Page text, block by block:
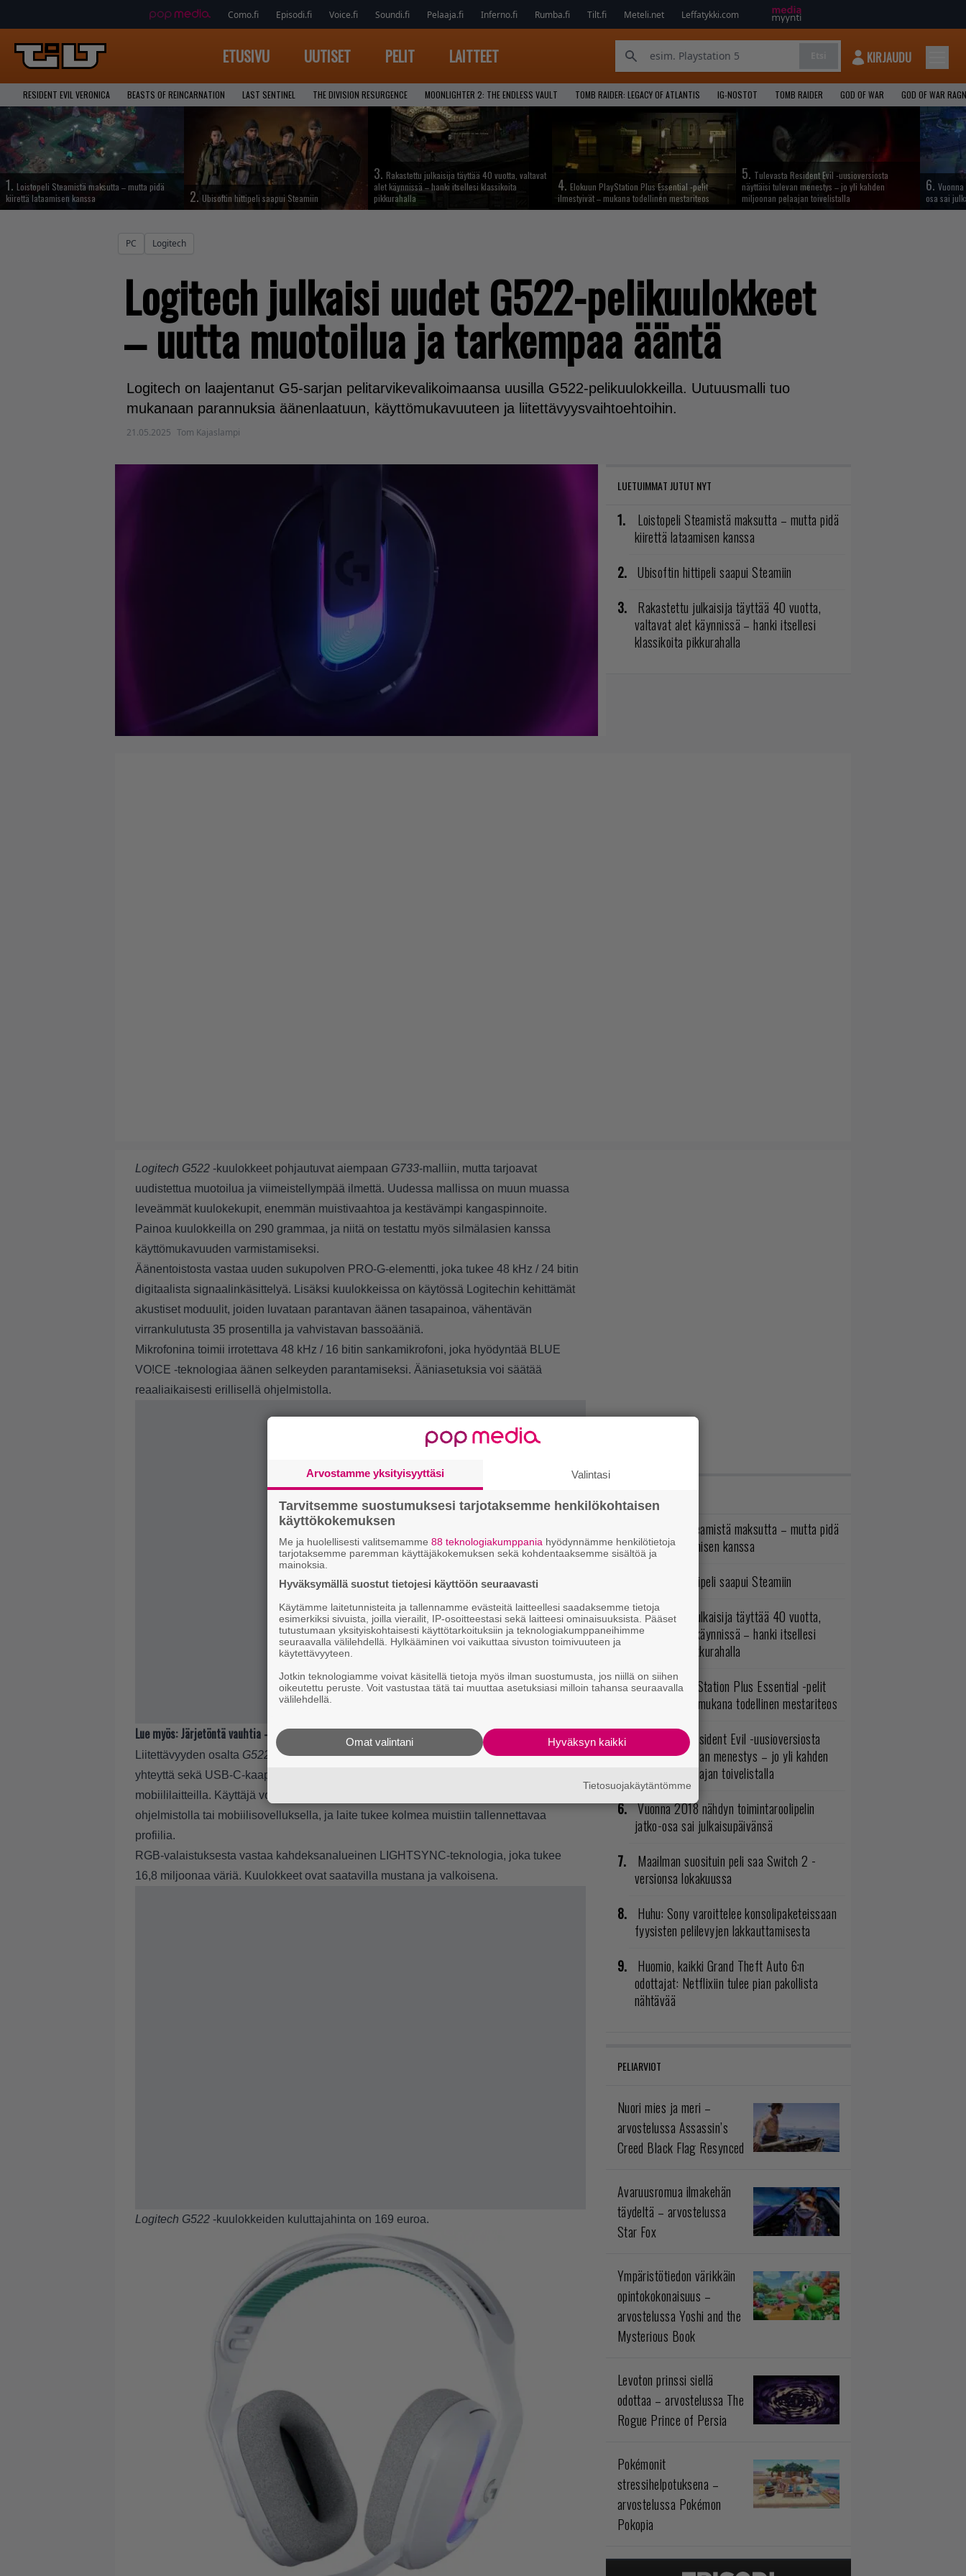
Como.fi Episodi.fi Voice.fi Soundi.fi Pelaaja.fi Inferno.fi Rumba.fi Tilt.fi Meteli.net Leffatykki.com
ETUSIVU UUTISET PELIT LAITTEET KIRJAUDU
RESIDENT EVIL VERONICA BEASTS OF REINCARNATION LAST SENTINEL THE DIVISION RESURGENCE MOONLIGHTER 2: THE ENDLESS VAULT TOMB RAIDER: LEGACY OF ATLANTIS IG-NOSTOT TOMB RAIDER GOD OF WAR GOD OF WAR
1. Loistopeli Steamistä maksutta – mutta pidä
kiirettä lataamisen kanssa
2. Ubisoftin hittipeli saapui Steamiin
3. Rakastettu julkaisija täyttää 40 vuotta, valtavat
alet käynnissä – hanki itsellesi klassikoita
pikkurahalla
4. Elokuun PlayStation Plus Essential -pelit
ilmestyivät – mukana todellinen mestariteos
5. Tulevasta Resident Evil -uusioversiosta
näyttäisi tulevan menestys – jo yli kahden
miljoonan pelaajan toivelistalla
6.
osa sai
PC Logitech
Logitech julkaisi uudet G522-pelikuulokkeet
– uutta muotoilua ja tarkempaa ääntä
Logitech on laajentanut G5-sarjan pelitarvikevalikoimaansa uusilla G522-pelikuulokkeilla. Uutuusmalli tuo
mukanaan parannuksia äänenlaatuun, käyttömukavuuteen ja liitettävyysvaihtoehtoihin.
21.05.2025 Tom Kajaslampi
LUETUIMMAT JUTUT NYT
Loistopeli Steamistä maksutta – mutta pidä
kiirettä lataamisen kanssa
Ubisoftin hittipeli saapui Steamiin
Rakastettu julkaisija täyttää 40 vuotta,
valtavat alet käynnissä – hanki itsellesi
klassikoita pikkurahalla
Logitech G522 -kuulokkeet pohjautuvat aiempaan G733-malliin, mutta tarjoavat
uudistettua muotoilua ja viimeistellympää ilmettä. Uudessa mallissa on muun muassa
leveämmät kuulokekupit, enemmän muistivaahtoa ja kestävämpi kangaspinnoite.
Painoa kuulokkeilla on 290 grammaa, ja niitä on testattu myös silmälasien kanssa
käyttömukavuuden varmistamiseksi.
Äänentoistosta vastaa uuden sukupolven PRO-G-elementti, joka tukee 48 kHz / 24 bitin
digitaalista signaalinkäsittelyä. Lisäksi kuulokkeissa on käytössä Logitechin kehittämät
akustiset moduulit, joiden luvataan parantavan äänen tasapainoa, vähentävän
virrankulutusta 35 prosentilla ja vahvistavan bassoääniä.
Mikrofonina toimii irrotettava 48 kHz / 16 bitin sankamikrofoni, joka hyödyntää BLUE
VO!CE -teknologiaa äänen selkeyden parantamiseksi. Ääniasetuksia voi säätää
reaaliaikaisesti erillisellä ohjelmistolla.
Lue myös: Järjetöntä vauhtia – Kingstonin uudet SSD-asemat rikkovat nopeusennätyksiä
Liitettävyyden osalta G522
tukee langatonta LIGHTSPEED-teknologiaa, Bluetooth-
yhteyttä sekä USB-C-kaapeliliitäntää. Laite toimii ilman viivettä PC:llä, pelikonsoleilla ja
mobiililaitteilla. Käyttäjä voi säätää kuulokkeiden ominaisuuksia Logitech G HUB -
ohjelmistolla tai mobiilisovelluksella, ja laite tukee kolmea muistiin tallennettavaa
profiilia.
RGB-valaistuksesta vastaa kahdeksanalueinen LIGHTSYNC-teknologia, joka tukee
16,8 miljoonaa väriä. Kuulokkeet ovat saatavilla mustana ja valkoisena.
Logitech G522 -kuulokkeiden kuluttajahinta on 169 euroa.
Loistopeli Steamistä maksutta – mutta pidä
kiirettä lataamisen kanssa
Ubisoftin hittipeli saapui Steamiin
Rakastettu julkaisija täyttää 40 vuotta,
valtavat alet käynnissä – hanki itsellesi
klassikoita pikkurahalla
Elokuun PlayStation Plus Essential -pelit
ilmestyivät – mukana todellinen mestariteos
Tulevasta Resident Evil -uusioversiosta
näyttäisi tulevan menestys – jo yli kahden
miljoonan pelaajan toivelistalla
Vuonna 2018 nähdyn toimintaroolipelin
jatko-osa sai julkaisupäivänsä
Maailman suosituin peli saa Switch 2 -
versionsa lokakuussa
Huhu: Sony varoittelee konsolipaketeissaan
fyysisten pelilevyjen lakkauttamisesta
Huomio, kaikki Grand Theft Auto 6:n
odottajat: Netflixiin tulee pian pakollista
nähtävää
PELIARVIOT
Nuori mies ja meri –
arvostelussa Assassin’s
Creed Black Flag Resynced
Avaruusromua ilmakehän
täydeltä – arvostelussa
Star Fox
Ympäristötiedon värikkäin
opintokokonaisuus –
arvostelussa Yoshi and the
Mysterious Book
Levoton prinssi siellä
odottaa – arvostelussa The
Rogue Prince of Persia
Pokémonit
stressihelpotuksena –
arvostelussa Pokémon
Pokopia
Arvostamme yksityisyyttäsi Valintasi
Tarvitsemme suostumuksesi tarjotaksemme henkilökohtaisen
käyttökokemuksen
Me ja huolellisesti valitsemamme 88 teknologiakumppania hyödynnämme henkilötietoja
tarjotaksemme paremman käyttäjäkokemuksen sekä kohdentaaksemme sisältöä ja
mainoksia.
Hyväksymällä suostut tietojesi käyttöön seuraavasti
Käytämme laitetunnisteita ja tallennamme evästeitä laitteellesi saadaksemme tietoja
esimerkiksi sivuista, joilla vierailit, IP-osoitteestasi sekä laitteesi ominaisuuksista. Pääset
tutustumaan yksityiskohtaisesti käyttötarkoituksiin ja teknologiakumppaneihimme
seuraavalla välilehdellä. Hylkääminen voi vaikuttaa sivuston toimivuuteen ja
käytettävyyteen.
Jotkin teknologiamme voivat käsitellä tietoja myös ilman suostumusta, jos niillä on siihen
oikeutettu peruste. Voit vastustaa tätä tai muuttaa asetuksiasi milloin tahansa seuraavalla
välilehdellä.
Hyväksyn kaikki
Omat valintani
Tietosuojakäytäntömme